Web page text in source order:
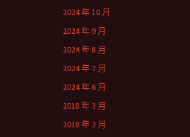
2024 年 10 月
2024 年 9 月
2024 年 8 月
2024 年 7 月
2024 年 6 月
2018 年 3 月
2018 年 2 月